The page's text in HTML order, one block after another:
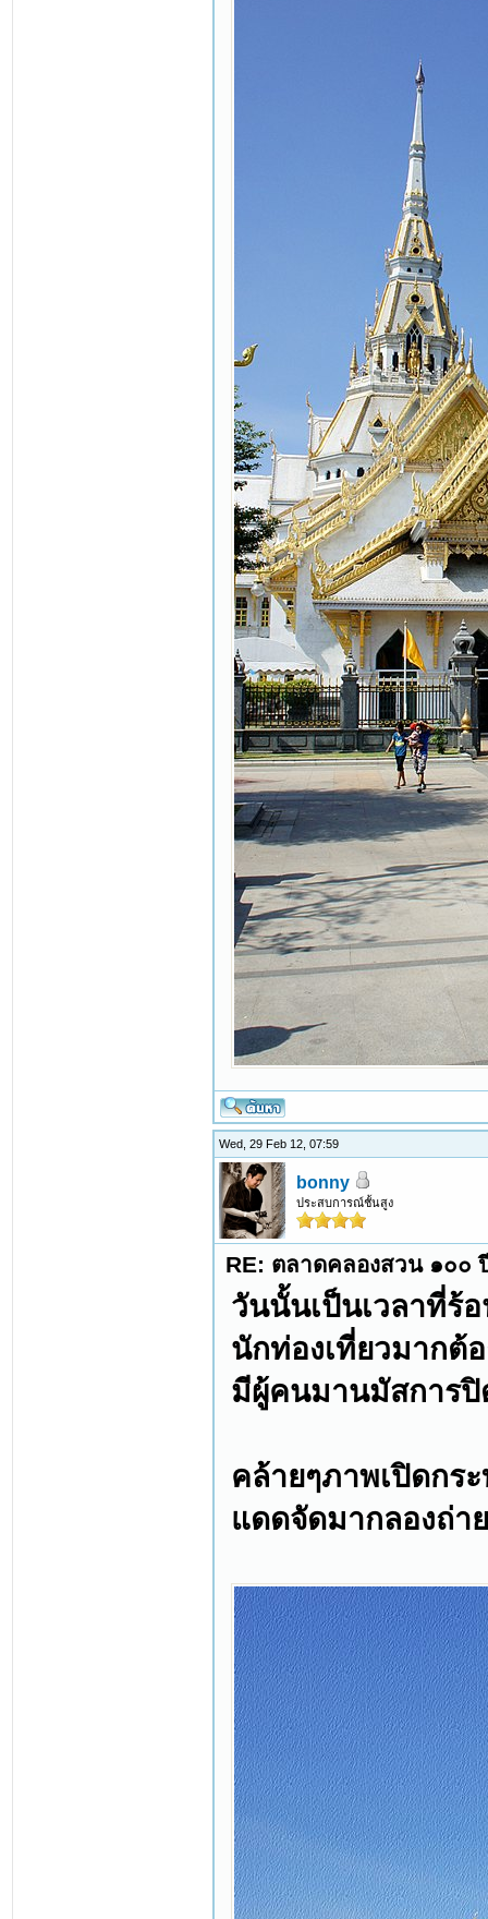
Wed, 29 Feb 12, 07:59
bonny
ประสบการณ์ชั้นสูง
RE: ตลาดคลองสวน ๑๐๐
วันนั้นเป็นเวลาที่ร้
นักท่องเที่ยวมากต้
มีผู้คนมานมัสการ
คล้ายๆภาพเปิดกร
แดดจัดมากลองถ่า